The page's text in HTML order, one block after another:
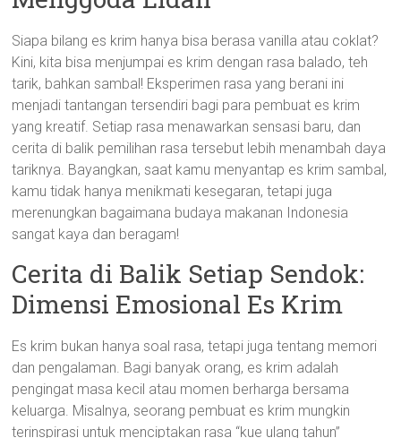
Siapa bilang es krim hanya bisa berasa vanilla atau coklat?
Kini, kita bisa menjumpai es krim dengan rasa balado, teh
tarik, bahkan sambal! Eksperimen rasa yang berani ini
menjadi tantangan tersendiri bagi para pembuat es krim
yang kreatif. Setiap rasa menawarkan sensasi baru, dan
cerita di balik pemilihan rasa tersebut lebih menambah daya
tariknya. Bayangkan, saat kamu menyantap es krim sambal,
kamu tidak hanya menikmati kesegaran, tetapi juga
merenungkan bagaimana budaya makanan Indonesia
sangat kaya dan beragam!
Cerita di Balik Setiap Sendok:
Dimensi Emosional Es Krim
Es krim bukan hanya soal rasa, tetapi juga tentang memori
dan pengalaman. Bagi banyak orang, es krim adalah
pengingat masa kecil atau momen berharga bersama
keluarga. Misalnya, seorang pembuat es krim mungkin
terinspirasi untuk menciptakan rasa “kue ulang tahun”